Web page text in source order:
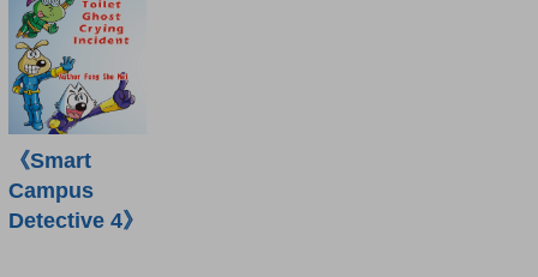
《Smart
Campus
Detective 4》